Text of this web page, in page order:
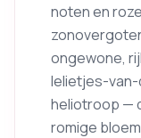
noten en
ongewone,
lelietjes-van-
heliotroop —
romige